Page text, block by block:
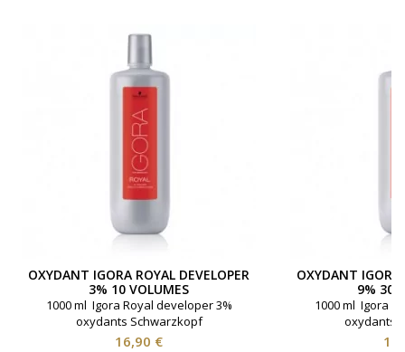
OXYDANT IGORA ROYAL DEVELOPER
3% 10 VOLUMES
1000 ml Igora Royal developer 3%
oxydants Schwarzkopf
Prix
16,90 €
OXYDANT IGORA
9% 30
1000 ml Igora
oxydants